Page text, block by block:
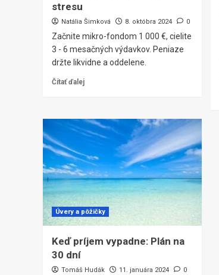
stresu
Natália Šimková 8. októbra 2024 0
Začnite mikro-fondom 1 000 €, cielite
3 - 6 mesačných výdavkov. Peniaze
držte likvidne a oddelene.
Čítať ďalej
Úvery a pôžičky
Keď príjem vypadne: Plán na
30 dní
Tomáš Hudák 11. januára 2024 0